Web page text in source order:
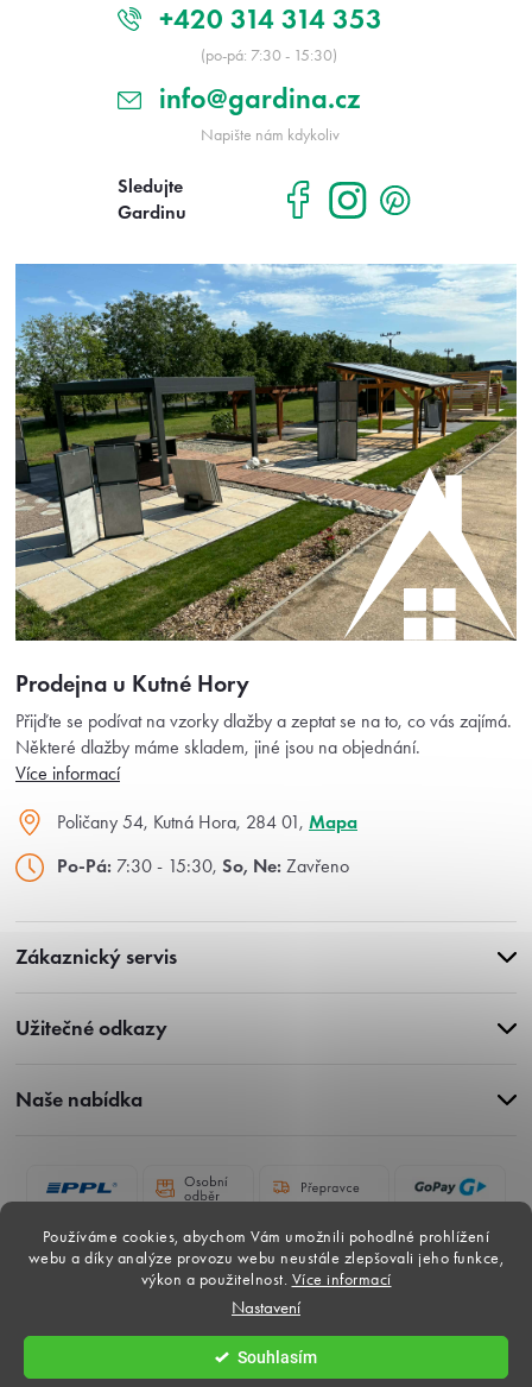
Používáme cookies, abychom Vám umožnili pohodlné prohlížení
webu a díky analýze provozu webu neustále zlepšovali jeho funkce,
výkon a použitelnost. Více informací
Nastavení
Souhlasím
+420 314 314 353
(po-pá: 7:30 - 15:30)
info@gardina.cz
Napište nám kdykoliv
Sledujte
Gardinu
Zákaznický servis
Užitečné odkazy
Naše nabídka
Prodejna u Kutné Hory
Přijďte se podívat na vzorky dlažby a zeptat se na to, co vás zajímá.
Některé dlažby máme skladem, jiné jsou na objednání.
Více informací
Poličany 54, Kutná Hora, 284 01, Mapa
Po-Pá: 7:30 - 15:30, So, Ne: Zavřeno
Copyright 2026Gardina-dlazby.cz. Všechna práva vyhrazena.